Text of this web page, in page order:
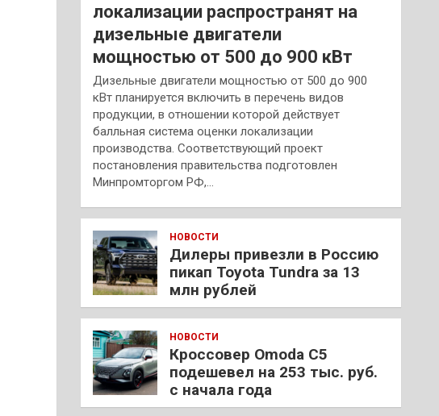
локализации распространят на
дизельные двигатели
мощностью от 500 до 900 кВт
Дизельные двигатели мощностью от 500 до 900
кВт планируется включить в перечень видов
продукции, в отношении которой действует
балльная система оценки локализации
производства. Соответствующий проект
постановления правительства подготовлен
Минпромторгом РФ,…
НОВОСТИ
Дилеры привезли в Россию
пикап Toyota Tundra за 13
млн рублей
НОВОСТИ
Кроссовер Omoda C5
подешевел на 253 тыс. руб.
с начала года